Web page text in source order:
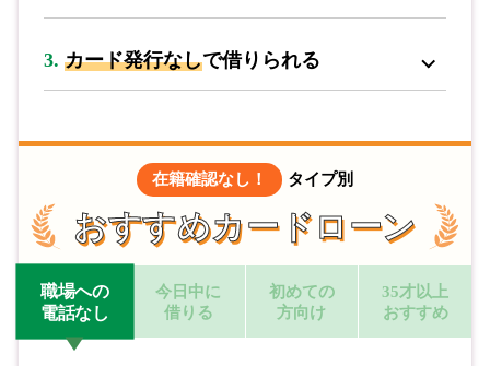
3. カード発行なしで借りられる
在籍確認なし！ タイプ別
おすすめカードローン
職場への
電話なし
今日中に
借りる
初めての
方向け
35才以上
おすすめ